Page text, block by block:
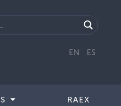
EN ES
RAEX